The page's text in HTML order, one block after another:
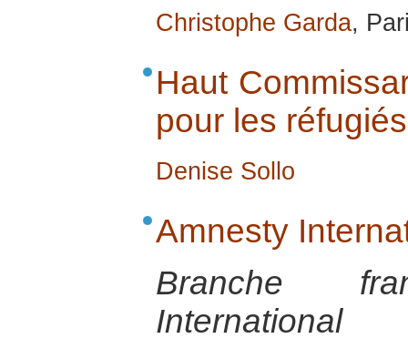
Christophe Garda,
Haut
pour les
Denise Sollo
Amnesty
Branche
International